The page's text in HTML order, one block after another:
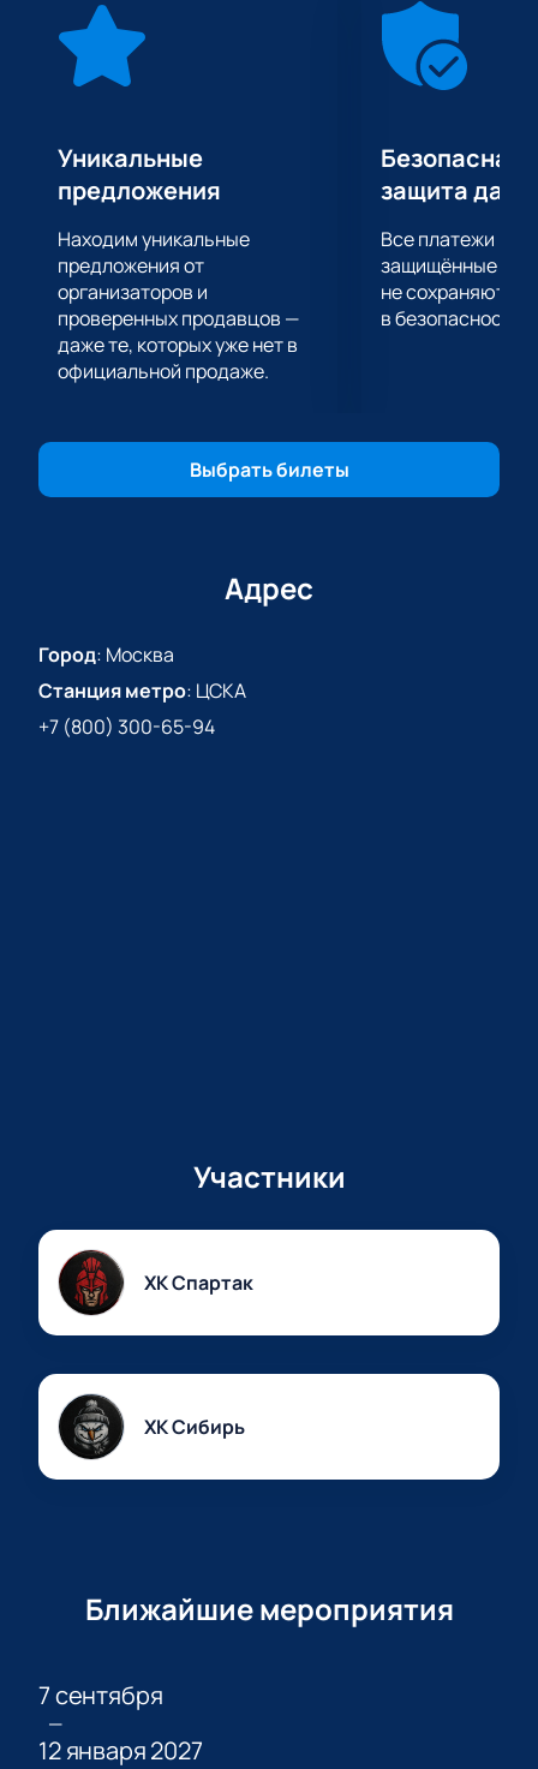
Костяк игрового состава составили хоккеисты
расформированных ранее «Динамо» и «Химика».
«Сибирь» — это один из сильнейших коллективов
является претендентом на призовые медали.
Хоккейная встреча с участием «Спартака» и
«Сибири» представляет собой игру двух
высококлассных коллективов, которые могут и
умеют играть в атакующем стиле.
Купить билеты на игру континентальной лиги между
хоккейными клубами «Спартак» и «Сибирь» вы
можете на нашем сайте в любое удобное для вас
время.
Уникальные
предложения
Находим уникальные
предложения от
организаторов и
проверенных продавцов —
даже те, которых уже нет в
официальной продаже.
Безопасная
защита
Все платежи
защищённые
не сохраняются
в безопасности.
Выбрать билеты
Адрес
Город: Москва
Станция метро: ЦСКА
+7 (800) 300-65-94
Участники
ХК Спартак
ХК Сибирь
Ближайшие мероприятия
7 сентября
—
12 января 2027